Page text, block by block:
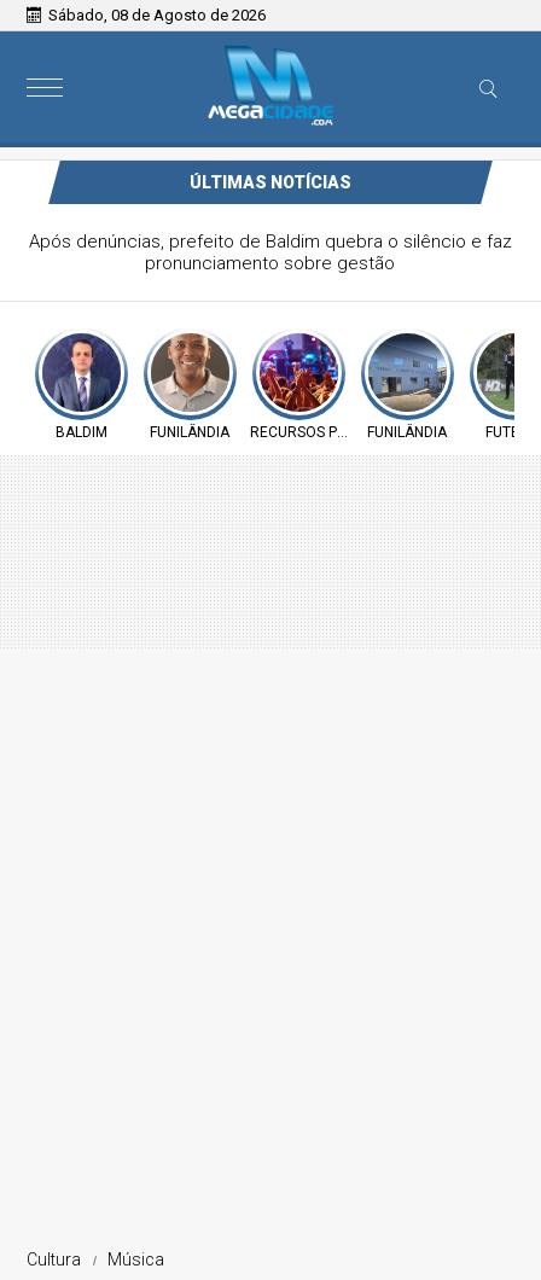
Sábado, 08 de Agosto de 2026
ÚLTIMAS NOTÍCIAS
Vereador Elói Mendes critica falta de investimentos na
Saúde de Funilândia e cobra ação da Prefeitura
BALDIM FUNILÂNDIA RECURSOS PÚBLICOSFUNILÂNDIA
Cultura Música